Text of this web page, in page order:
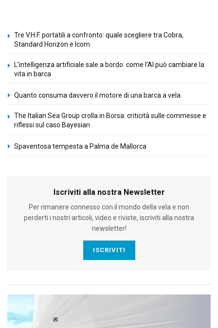
Tre V.H.F. portatili a confronto: quale scegliere tra Cobra,
Standard Horizon e Icom
L’intelligenza artificiale sale a bordo: come l’AI può cambiare la
vita in barca
Quanto consuma davvero il motore di una barca a vela
The Italian Sea Group crolla in Borsa: criticità sulle commesse e
riflessi sul caso Bayesian
Spaventosa tempesta a Palma de Mallorca
Iscriviti alla nostra Newsletter
Per rimanere connesso con il mondo della vela e non
perderti i nostri articoli, video e riviste, iscriviti alla nostra
newsletter!
ISCRIVITI